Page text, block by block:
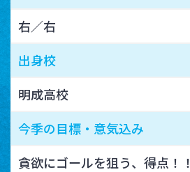
右／右
出身校
明成高校
今季の目標・意気込み
貪欲にゴールを狙う、得点！！